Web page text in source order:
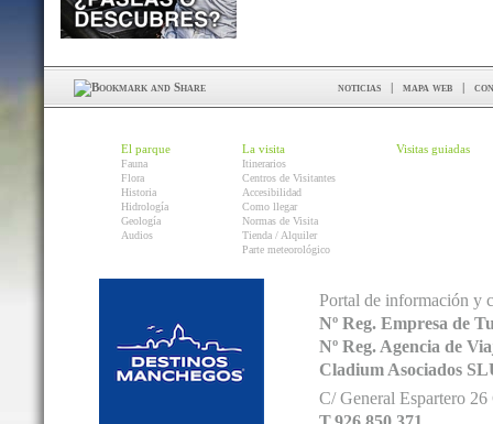
noticias | mapa web |
El parque
Fauna
Flora
Historia
Hidrología
Geología
Audios
La visita
Itinerarios
Centros de Visitantes
Accesibilidad
Como llegar
Normas de Visita
Tienda / Alquiler
Parte meteorológico
Visitas guiadas
Portal de información y
Nº Reg. Empresa de
Nº Reg. Agencia de
Cladium Asociados
C/ General Espartero